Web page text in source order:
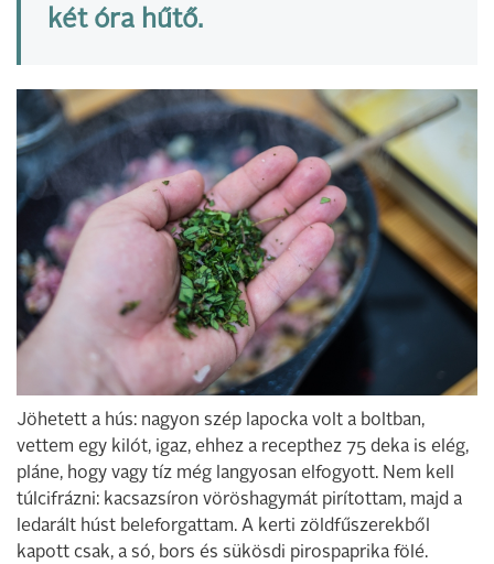
két óra hűtő.
Jöhetett a hús: nagyon szép lapocka volt a boltban,
vettem egy kilót, igaz, ehhez a recepthez 75 deka is elég,
pláne, hogy vagy tíz még langyosan elfogyott. Nem kell
túlcifrázni: kacsazsíron vöröshagymát pirítottam, majd a
ledarált húst beleforgattam. A kerti zöldfűszerekből
kapott csak, a só, bors és sükösdi pirospaprika fölé.